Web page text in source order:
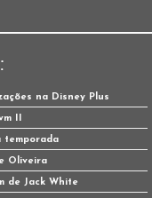
na Disney Plus
II
temporada
Oliveira
de Jack White